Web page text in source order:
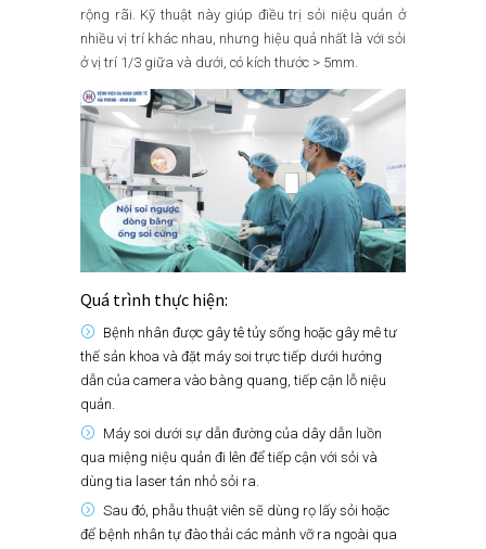
rộng rãi. Kỹ thuật này giúp điều trị sỏi niệu quản ở
nhiều vị trí khác nhau, nhưng hiệu quả nhất là với sỏi
ở vị trí 1/3 giữa và dưới, có kích thước > 5mm.
Quá trình thực hiện:
Bệnh nhân được gây tê tủy sống hoặc gây mê tư
thế sản khoa và đặt máy soi trực tiếp dưới hướng
dẫn của camera vào bàng quang, tiếp cận lỗ niệu
quản.
Máy soi dưới sự dẫn đường của dây dẫn luồn
qua miệng niệu quản đi lên để tiếp cận với sỏi và
dùng tia laser tán nhỏ sỏi ra.
Sau đó, phẫu thuật viên sẽ dùng rọ lấy sỏi hoặc
để bệnh nhân tự đào thải các mảnh vỡ ra ngoài qua